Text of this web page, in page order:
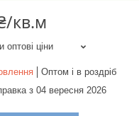
кв.м
оптові ціни
Оптом і в роздріб
з 04 вересня 2026